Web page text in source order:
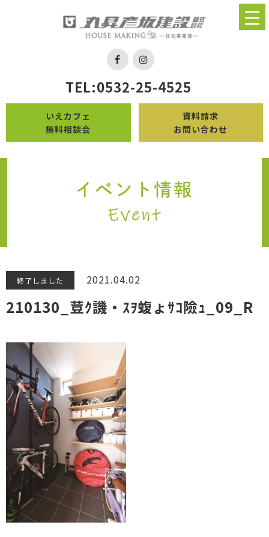
TEL:0532-25-4525
いえカフェ
無料相談会
資料請求
お問い合わせ
終了しました 2021.04.02
210130_荳ｸ譏・ｽｦ蝮ょｻｺ險ｭ_09_R